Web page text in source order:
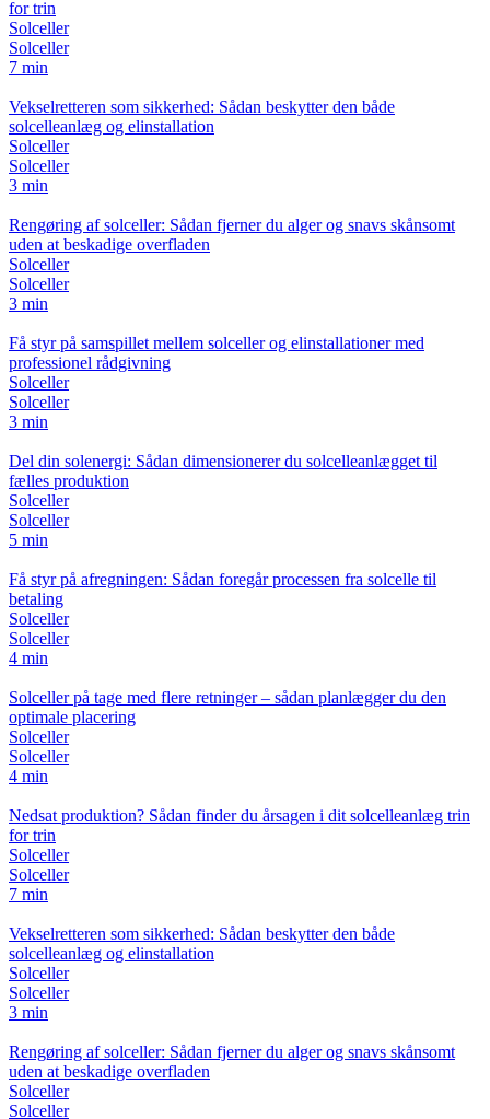
for trin
Solceller
Solceller
7 min
Vekselretteren som sikkerhed: Sådan beskytter den både
solcelleanlæg og elinstallation
Solceller
Solceller
3 min
Rengøring af solceller: Sådan fjerner du alger og snavs skånsomt
uden at beskadige overfladen
Solceller
Solceller
3 min
Få styr på samspillet mellem solceller og elinstallationer med
professionel rådgivning
Solceller
Solceller
3 min
Del din solenergi: Sådan dimensionerer du solcelleanlægget til
fælles produktion
Solceller
Solceller
5 min
Få styr på afregningen: Sådan foregår processen fra solcelle til
betaling
Solceller
Solceller
4 min
Solceller på tage med flere retninger – sådan planlægger du den
optimale placering
Solceller
Solceller
4 min
Nedsat produktion? Sådan finder du årsagen i dit solcelleanlæg trin
for trin
Solceller
Solceller
7 min
Vekselretteren som sikkerhed: Sådan beskytter den både
solcelleanlæg og elinstallation
Solceller
Solceller
3 min
Rengøring af solceller: Sådan fjerner du alger og snavs skånsomt
uden at beskadige overfladen
Solceller
Solceller